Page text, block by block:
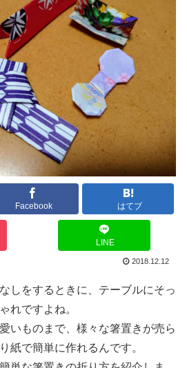
Facebook はてブ
LINE
2018.12.12
しをするときに、テーブルにそっ
れですよね。
いものまで、様々な箸置きが売ら
紙で簡単に作れるんです。